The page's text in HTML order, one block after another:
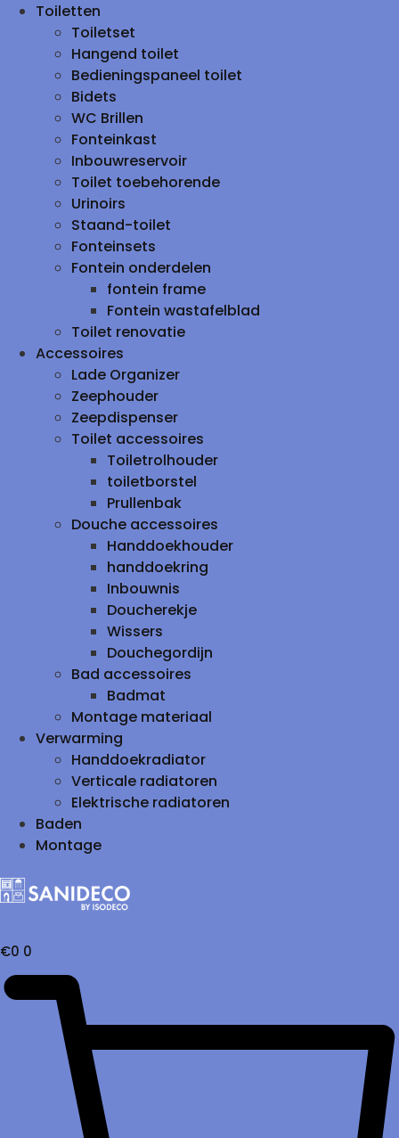
Toiletten
Toiletset
Hangend toilet
Bedieningspaneel toilet
Bidets
WC Brillen
Fonteinkast
Inbouwreservoir
Toilet toebehorende
Urinoirs
Staand-toilet
Fonteinsets
Fontein onderdelen
fontein frame
Fontein wastafelblad
Toilet renovatie
Accessoires
Lade Organizer
Zeephouder
Zeepdispenser
Toilet accessoires
Toiletrolhouder
toiletborstel
Prullenbak
Douche accessoires
Handdoekhouder
handdoekring
Inbouwnis
Doucherekje
Wissers
Douchegordijn
Bad accessoires
Badmat
Montage materiaal
Verwarming
Handdoekradiator
Verticale radiatoren
Elektrische radiatoren
Baden
Montage
€0 0